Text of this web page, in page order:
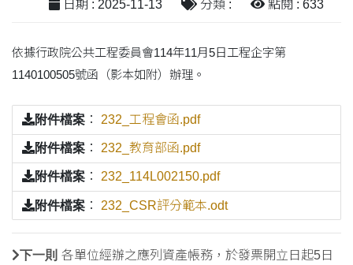
日期 : 2025-11-13 分類 : 點閱 : 633
依據行政院公共工程委員會114年11月5日工程企字第
1140100505號函（影本如附）辦理。
附件檔案 ： 232_工程會函.pdf
附件檔案 ： 232_教育部函.pdf
附件檔案 ： 232_114L002150.pdf
附件檔案 ： 232_CSR評分範本.odt
下一則 各單位經辦之應列資產帳務，於發票開立日起5日